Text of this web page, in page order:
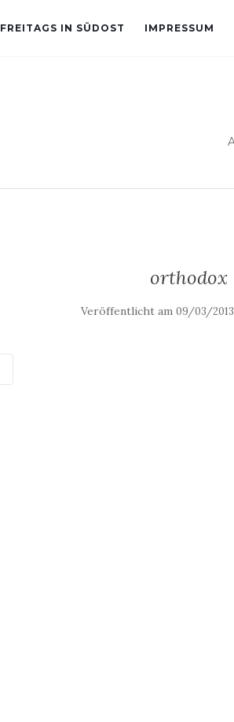
FREITAGS IN SÜDOST IMPRESSUM
orthodox
Veröffentlicht am09/03/2013